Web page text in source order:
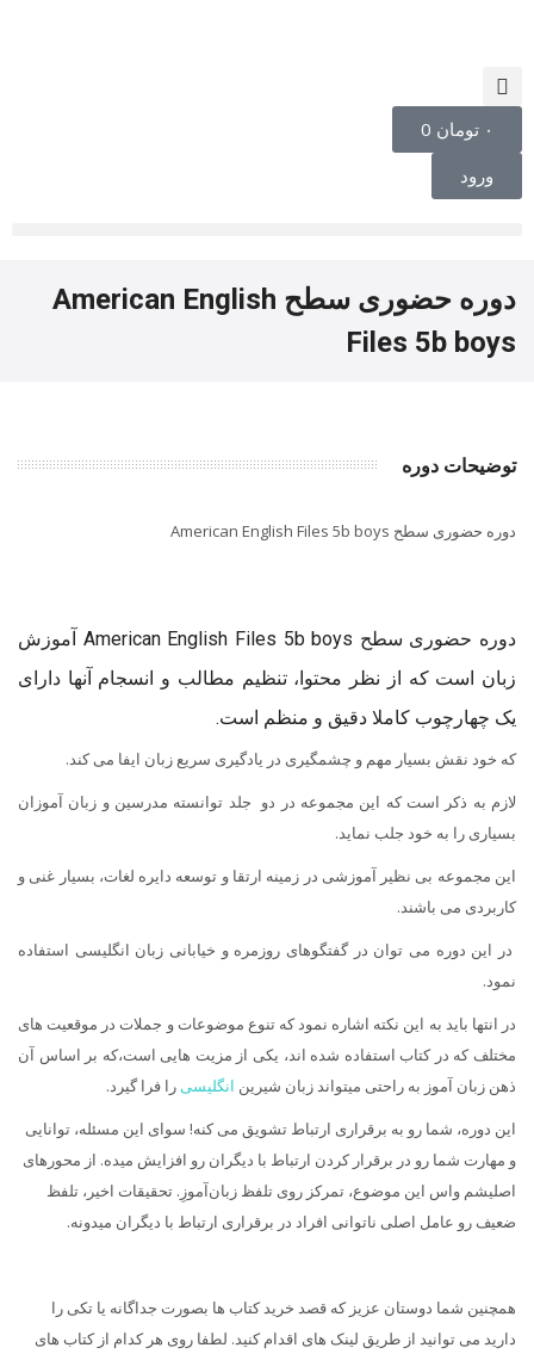
۰ تومان 0
ورود
دوره حضوری سطح American English
Files 5b boys
توضیحات دوره
دوره حضوری سطح American English Files 5b boys
دوره حضوری سطح American English Files 5b boys آموزش
زبان است که از نظر محتوا، تنظیم مطالب و انسجام آنها دارای
یک چهارچوب کاملا دقیق و منظم است.
که خود نقش بسیار مهم و چشمگیری در یادگیری سریع زبان ایفا می کند.
لازم به ذکر است که این مجموعه در دو جلد توانسته مدرسین و زبان آموزان
بسیاری را به خود جلب نماید.
این مجموعه بی نظیر آموزشی در زمینه ارتقا و توسعه دایره لغات، بسیار غنی و
کاربردی می باشند.
در این دوره می توان در گفتگوهای روزمره و خیابانی زبان انگلیسی استفاده
نمود.
در انتها باید به این نکته اشاره نمود که تنوع موضوعات و جملات در موقعیت های
مختلف که در کتاب استفاده شده اند، یکی از مزیت هایی است،که بر اساس آن
ذهن زبان آموز به راحتی میتواند زبان شیرین انگلیسیرا فرا گیرد.
این دوره، شما رو به برقراری ارتباط تشویق می کنه! سوای این مسئله، توانایی
و مهارت شما رو در برقرار کردن ارتباط با دیگران رو افزایش میده. از محورهای
اصلیشم واس این موضوع، تمرکز روی تلفظ زبان‌آموزِ. تحقیقات اخیر، تلفظ
ضعیف رو عامل اصلی ناتوانی افراد در برقراری ارتباط با دیگران میدونه.
همچنین شما دوستان عزیز که قصد خرید کتاب ها بصورت جداگانه یا تکی را
دارید می توانید از طریق لینک های اقدام کنید. لطفا روی هر کدام از کتاب های